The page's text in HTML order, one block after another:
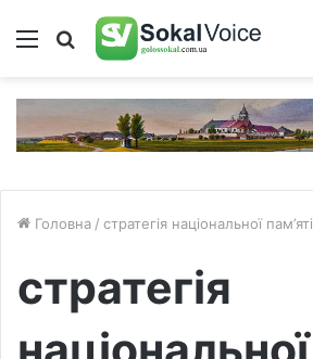
Меню Пошук
Головна / стратегія національної пам’яті
стратегія